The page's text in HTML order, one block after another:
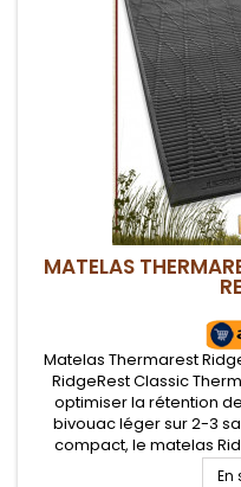
MATELAS
Matelas Thermarest
RidgeRest Classic
optimiser la rétention
bivouac léger sur 2-3
compact, le matelas
adapté au bushcraftEn